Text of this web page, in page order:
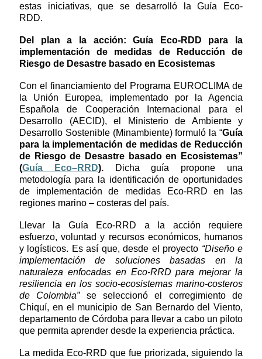
estas iniciativas, que se desarrolló la Guía Eco-
RDD.
Del plan a la acción: Guía Eco-RDD para la
implementación de medidas de Reducción de
Riesgo de Desastre basado en Ecosistemas
Con el financiamiento del Programa EUROCLIMA de
la Unión Europea, implementado por la Agencia
Española de Cooperación Internacional para el
Desarrollo (AECID), el Ministerio de Ambiente y
Desarrollo Sostenible (Minambiente) formuló la “Guía
para la implementación de medidas de Reducción
de Riesgo de Desastre basado en Ecosistemas”
(Guía Eco–RRD).Dicha guía propone una
metodología para la identificación de oportunidades
de implementación de medidas Eco-RRD en las
regiones marino – costeras del país.
Llevar la Guía Eco-RRD a la acción requiere
esfuerzo, voluntad y recursos económicos, humanos
y logísticos. Es así que, desde el proyecto “Diseño e
implementación de soluciones basadas en la
naturaleza enfocadas en Eco-RRD para mejorar la
resiliencia en los socio-ecosistemas marino-costeros
de Colombia”se seleccionó el corregimiento de
Chiquí, en el municipio de San Bernardo del Viento,
departamento de Córdoba para llevar a cabo un piloto
que permita aprender desde la experiencia práctica.
La medida Eco-RRD que fue priorizada, siguiendo la